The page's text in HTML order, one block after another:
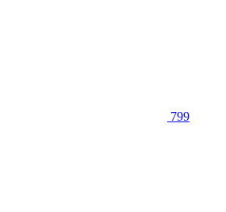
799